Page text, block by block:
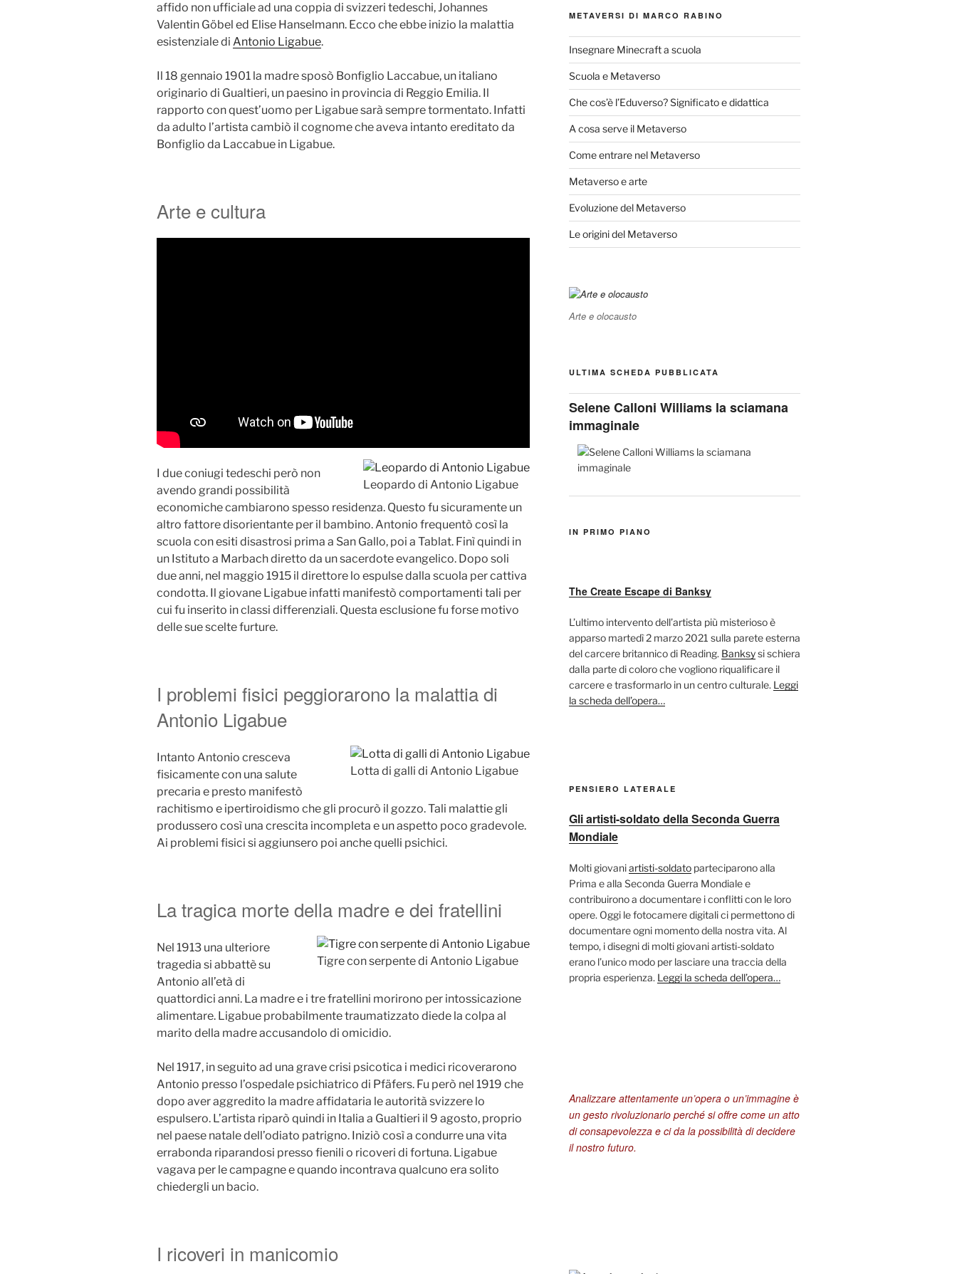
affido non ufficiale ad una coppia di svizzeri tedeschi, Johannes
Valentin Göbel ed Elise Hanselmann. Ecco che ebbe inizio la malattia
esistenziale di Antonio Ligabue.
Il 18 gennaio 1901 la madre sposò Bonfiglio Laccabue, un italiano
originario di Gualtieri, un paesino in provincia di Reggio Emilia. Il
rapporto con quest’uomo per Ligabue sarà sempre tormentato. Infatti
da adulto l’artista cambiò il cognome che aveva intanto ereditato da
Bonfiglio da Laccabue in Ligabue.
Arte e cultura
Leopardo di Antonio Ligabue
I due coniugi tedeschi però non
avendo grandi possibilità
economiche cambiarono spesso residenza. Questo fu sicuramente un
altro fattore disorientante per il bambino. Antonio frequentò così la
scuola con esiti disastrosi prima a San Gallo, poi a Tablat. Finì quindi in
un Istituto a Marbach diretto da un sacerdote evangelico. Dopo soli
due anni, nel maggio 1915 il direttore lo espulse dalla scuola per cattiva
condotta. Il giovane Ligabue infatti manifestò comportamenti tali per
cui fu inserito in classi differenziali. Questa esclusione fu forse motivo
delle sue scelte furture.
I problemi fisici peggiorarono la malattia di
Antonio Ligabue
Lotta di galli di Antonio Ligabue
Intanto Antonio cresceva
fisicamente con una salute
precaria e presto manifestò
rachitismo e ipertiroidismo che gli procurò il gozzo. Tali malattie gli
produssero così una crescita incompleta e un aspetto poco gradevole.
Ai problemi fisici si aggiunsero poi anche quelli psichici.
La tragica morte della madre e dei fratellini
Tigre con serpente di Antonio Ligabue
Nel 1913 una ulteriore
tragedia si abbattè su
Antonio all’età di
quattordici anni. La madre e i tre fratellini morirono per intossicazione
alimentare. Ligabue probabilmente traumatizzato diede la colpa al
marito della madre accusandolo di omicidio.
Nel 1917, in seguito ad una grave crisi psicotica i medici ricoverarono
Antonio presso l’ospedale psichiatrico di Pfäfers. Fu però nel 1919 che
dopo aver aggredito la madre affidataria le autorità svizzere lo
espulsero. L’artista riparò quindi in Italia a Gualtieri il 9 agosto, proprio
nel paese natale dell’odiato patrigno. Iniziò così a condurre una vita
errabonda riparandosi presso fienili o ricoveri di fortuna. Ligabue
vagava per le campagne e quando incontrava qualcuno era solito
chiedergli un bacio.
I ricoveri in manicomio
METAVERSI DI MARCO RABINO
Insegnare Minecraft a scuola
Scuola e Metaverso
Che cos’è l’Eduverso? Significato e didattica
A cosa serve il Metaverso
Come entrare nel Metaverso
Metaverso e arte
Evoluzione del Metaverso
Le origini del Metaverso
Arte e olocausto
ULTIMA SCHEDA PUBBLICATA
Selene Calloni Williams la sciamana
immaginale
IN PRIMO PIANO
The Create Escape di Banksy
L’ultimo intervento dell’artista più misterioso è
apparso martedì 2 marzo 2021 sulla parete esterna
del carcere britannico di Reading. Banksysi schiera
dalla parte di coloro che vogliono riqualificare il
carcere e trasformarlo in un centro culturale. Leggi
la scheda dell’opera…
PENSIERO LATERALE
Gli artisti-soldato della Seconda Guerra
Mondiale
Molti giovaniartisti-soldatoparteciparono alla
Prima e alla Seconda Guerra Mondiale e
contribuirono a documentare i conflitti con le loro
opere. Oggi le fotocamere digitali ci permettono di
documentare ogni momento della nostra vita. Al
tempo, i disegni di molti giovani artisti-soldato
erano l’unico modo per lasciare una traccia della
propria esperienza. Leggi la scheda dell’opera…
Analizzare attentamente un’opera o un’immagine è
un gesto rivoluzionario perché si offre come un atto
di consapevolezza e ci da la possibilità di decidere
il nostro futuro.